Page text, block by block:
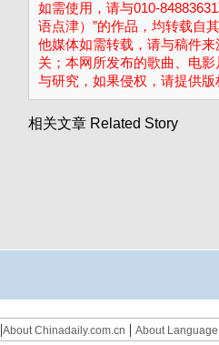
如需使用，请与010-
语点津）”的作品，均转载自
他媒体如需转载，请与稿件
关；本网所发布的歌曲、电
与研究，如果侵权，请提供
相关文章 Related Story
|About Chinadaily.com.cn | About